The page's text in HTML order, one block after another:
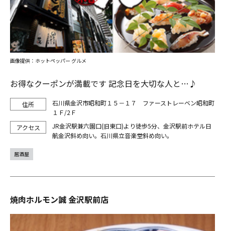
お得なクーポンが満載です 記念日を大切な人と…♪
石川県金沢市昭和町１５－１７ ファーストレーベン昭和町
１Ｆ/2Ｆ
JR金沢駅兼六園口(旧東口)より徒歩5分、金沢駅前ホテル日
航金沢斜め向い。石川県立音楽堂斜め向い。
画像提供：ホットペッパー グルメ
居酒屋
焼肉ホルモン誠 金沢駅前店